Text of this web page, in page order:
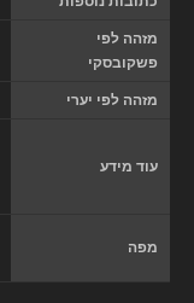
מזהה לפי
פשקובסקי
מזהה לפי יערי
עוד מידע
מפה